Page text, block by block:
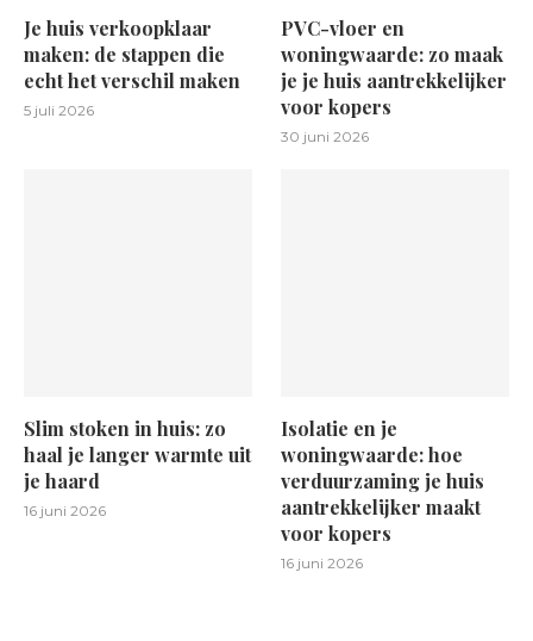
Je huis verkoopklaar
maken: de stappen die
echt het verschil maken
5 juli 2026
PVC-vloer en
woningwaarde: zo maak
je je huis aantrekkelijker
voor kopers
30 juni 2026
Slim stoken in huis: zo
haal je langer warmte uit
je haard
16 juni 2026
Isolatie en je
woningwaarde: hoe
verduurzaming je huis
aantrekkelijker maakt
voor kopers
16 juni 2026